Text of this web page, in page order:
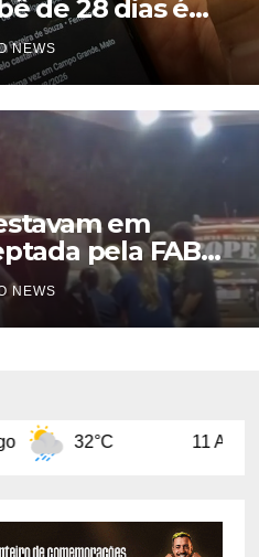
de 28 dias é
NEWS
em
pela FAB
confronto
NEWS
11 Ago 29°C